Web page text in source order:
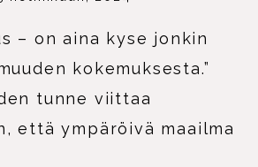
– on aina kyse jonkin
kokemuksesta.”
tunne viittaa
että ympäröivä maailma